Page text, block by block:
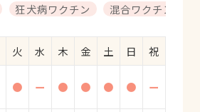
狂犬病ワクチン 混合ワクチン
火 水 木 金 土 日
祝
● ー ● ● ● ● ー